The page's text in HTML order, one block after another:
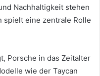
Nachhaltigkeit stehen
spielt eine zentrale Rolle
Porsche in das Zeitalter
wie der Taycan